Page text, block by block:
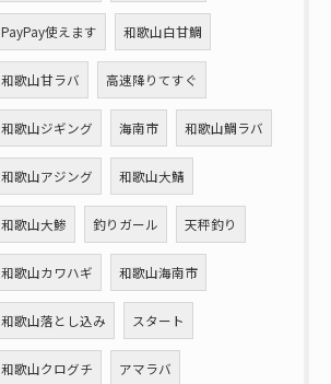
PayPay使えます 和歌山白甘鯛
和歌山甘ラバ 高速降りてすぐ
和歌山ジギング 海南市 和歌山鯛ラバ
和歌山アジング 和歌山大鯖
和歌山大鯵 釣りガール 天秤釣り
和歌山カワハギ 和歌山海南市
和歌山落とし込み スタート
和歌山クログチ アマラバ